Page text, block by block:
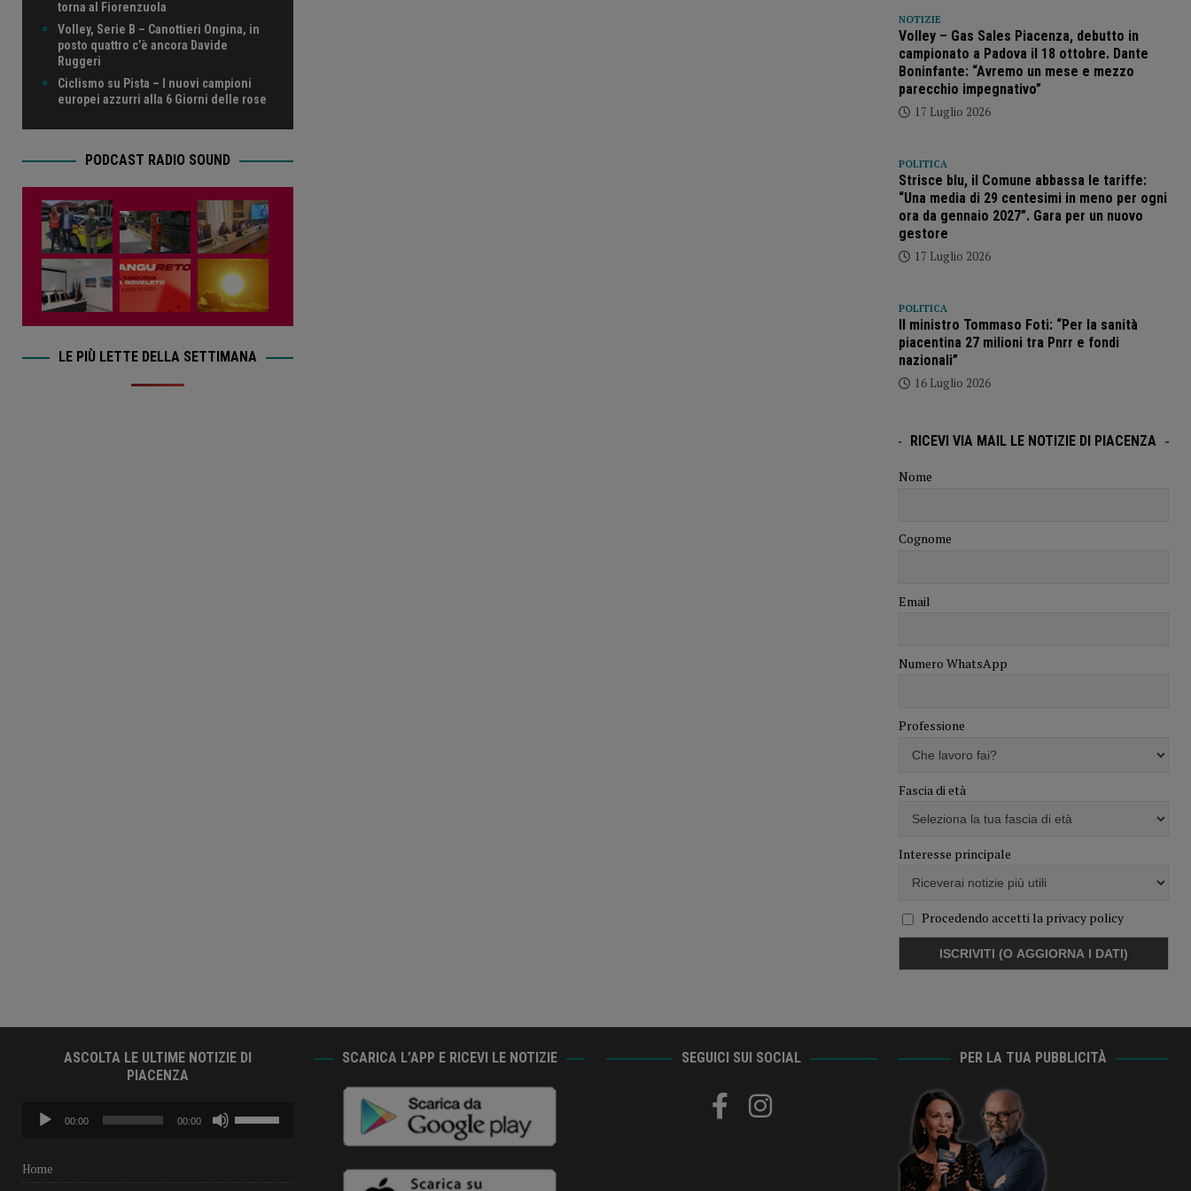
torna al Fiorenzuola
Volley, Serie B – Canottieri Ongina, in
posto quattro c’è ancora Davide
Ruggeri
Ciclismo su Pista – I nuovi campioni
europei azzurri alla 6 Giorni delle rose
PODCAST RADIO SOUND
LE PIÙ LETTE DELLA SETTIMANA
NOTIZIE
Volley – Gas Sales Piacenza, debutto in
campionato a Padova il 18 ottobre. Dante
Boninfante: “Avremo un mese e mezzo
parecchio impegnativo”
17 Luglio 2026
POLITICA
Strisce blu, il Comune abbassa le tariffe:
“Una media di 29 centesimi in meno per ogni
ora da gennaio 2027”. Gara per un nuovo
gestore
17 Luglio 2026
POLITICA
Il ministro Tommaso Foti: “Per la sanità
piacentina 27 milioni tra Pnrr e fondi
nazionali”
16 Luglio 2026
RICEVI VIA MAIL LE NOTIZIE DI PIACENZA
Nome
Cognome
Email
Numero WhatsApp
Professione
Fascia di età
Interesse principale
Procedendo accetti la privacy policy
ASCOLTA LE ULTIME NOTIZIE DI
PIACENZA
Audio
Player
00:00 00:00
i
su/giù
Home
SCARICA L’APP E RICEVI LE NOTIZIE SEGUICI SUI SOCIAL PER LA TUA PUBBLICITÀ